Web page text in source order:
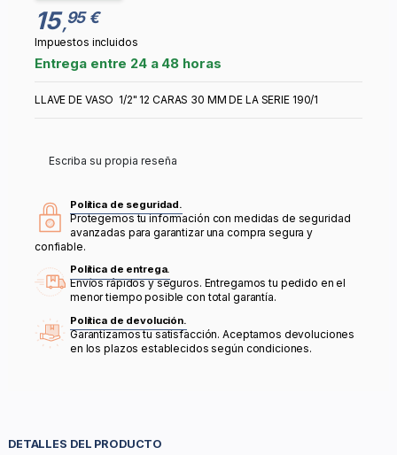
15 ,95 €
Impuestos incluidos
Entrega entre 24 a 48 horas
LLAVE DE VASO 1/2" 12 CARAS 30 MM DE LA SERIE 190/1
Escriba su propia reseña
Política de seguridad.
Protegemos tu información con medidas de seguridad
avanzadas para garantizar una compra segura y
confiable.
Política de entrega.
Envíos rápidos y seguros. Entregamos tu pedido en el
menor tiempo posible con total garantía.
Política de devolución.
Garantizamos tu satisfacción. Aceptamos devoluciones
en los plazos establecidos según condiciones.
DETALLES DEL PRODUCTO